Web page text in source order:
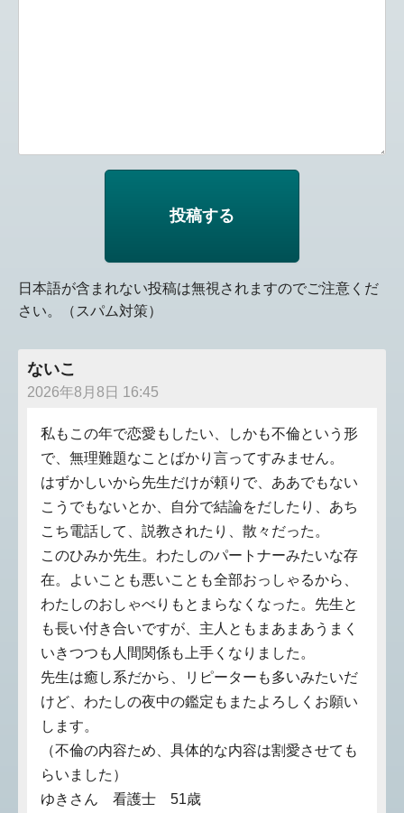
日本語が含まれない投稿は無視されますのでご注意くだ
さい。（スパム対策）
ないこ
2026年8月8日 16:45
私もこの年で恋愛もしたい、しかも不倫という形
で、無理難題なことばかり言ってすみません。
はずかしいから先生だけが頼りで、ああでもない
こうでもないとか、自分で結論をだしたり、あち
こち電話して、説教されたり、散々だった。
このひみか先生。わたしのパートナーみたいな存
在。よいことも悪いことも全部おっしゃるから、
わたしのおしゃべりもとまらなくなった。先生と
も長い付き合いですが、主人ともまあまあうまく
いきつつも人間関係も上手くなりました。
先生は癒し系だから、リピーターも多いみたいだ
けど、わたしの夜中の鑑定もまたよろしくお願い
します。
（不倫の内容ため、具体的な内容は割愛させても
らいました）
ゆきさん 看護士 51歳